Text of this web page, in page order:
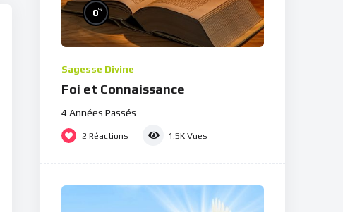
0%
Sagesse Divine
Foi et Connaissance
4 Années Passés
2 Réactions 1.5K Vues